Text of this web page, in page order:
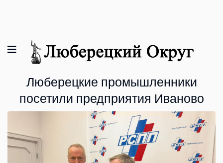
Люберецкие промышленники
посетили предприятия Иваново